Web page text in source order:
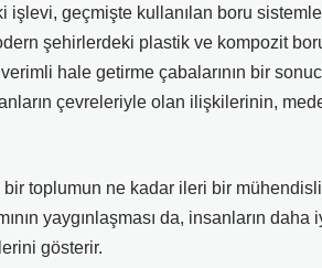
işlevi, geçmişte kullanılan boru
şehirlerdeki plastik ve kompozit
hale getirme çabalarının bir
çevreleriyle olan ilişkilerinin,
bir toplumun ne kadar ileri bir
yaygınlaşması da, insanların
gösterir.